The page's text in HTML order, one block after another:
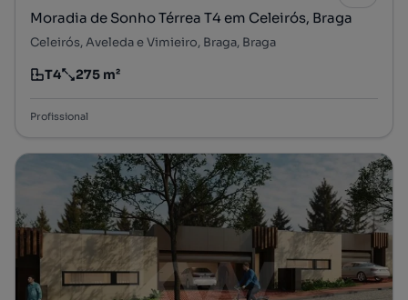
Moradia de Sonho Térrea T4 em Celeirós, Braga
Celeirós, Aveleda e Vimieiro, Braga, Braga
Tipologia
T4
Preço por metro quadrado
275 m²
Profissional